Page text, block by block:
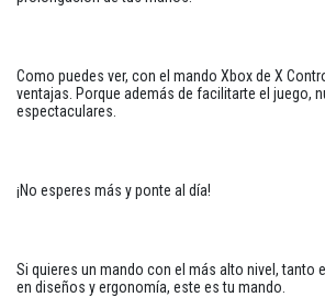
Como puedes ver, con el mando Xbox de X
ventajas. Porque además de facilitarte el juego,
espectaculares.
¡No esperes más y ponte al día!
Si quieres un mando con el más alto nivel, tanto
en diseños y ergonomía, este es tu mando.